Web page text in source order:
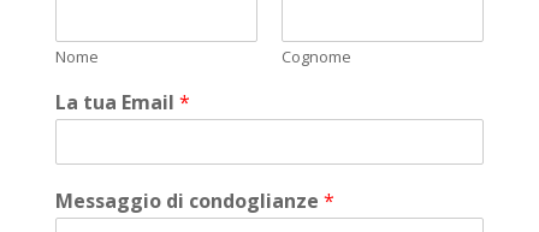
Nome Cognome
La tua Email *
Messaggio di condoglianze *